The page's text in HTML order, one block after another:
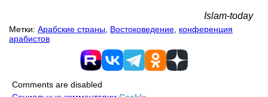
Islam-today
Метки: Арабские страны Востоковедение конференция
арабистов
Comments are disabled